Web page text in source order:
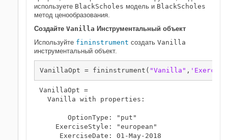
используете BlackScholes модель и BlackScholes
метод ценообразования.
Создайте Vanilla Инструментальный объект
Используйте fininstrument создать Vanilla
инструментальный объект.
VanillaOpt = fininstrument( "Vanilla" ,
VanillaOpt =
  Vanilla with properties:
       OptionType: "put"
    ExerciseStyle: "european"
     ExerciseDate: 01-May-2018